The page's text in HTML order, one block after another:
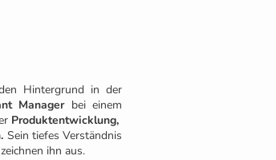
Hintergrund in der
Manager bei einem
Produktentwicklung,
Sein tiefes Verständnis
ihn aus.